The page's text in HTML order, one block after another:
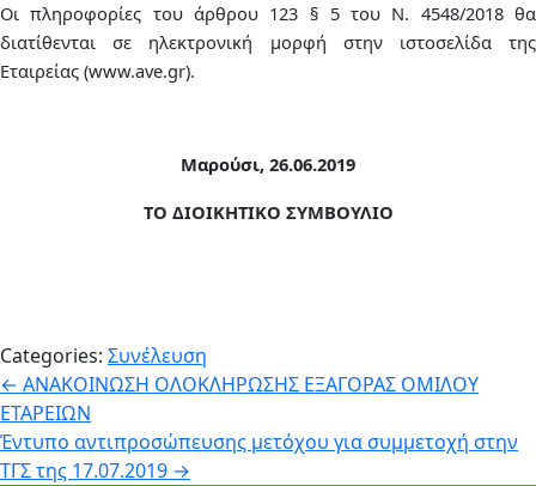
Οι πληροφορίες του άρθρου 123 § 5 του Ν. 4548/2018 θα
διατίθενται σε
ηλεκτρονική μορφή στην ιστοσελίδα της
Εταιρείας (www.ave.gr).
Μαρούσι, 26.06.2019
ΤΟ ΔΙΟΙΚΗΤΙΚΟ ΣΥΜΒΟΥΛΙΟ
Categories: Συνέλευση
Πλοήγηση
άρθρων
← ΑΝΑΚΟΙΝΩΣΗ ΟΛΟΚΛΗΡΩΣΗΣ ΕΞΑΓΟΡΑΣ ΟΜΙΛΟΥ
ΕΤΑΡΕΙΩΝ
Έντυπο αντιπροσώπευσης μετόχου για συμμετοχή στην
ΤΓΣ της 17.07.2019 →